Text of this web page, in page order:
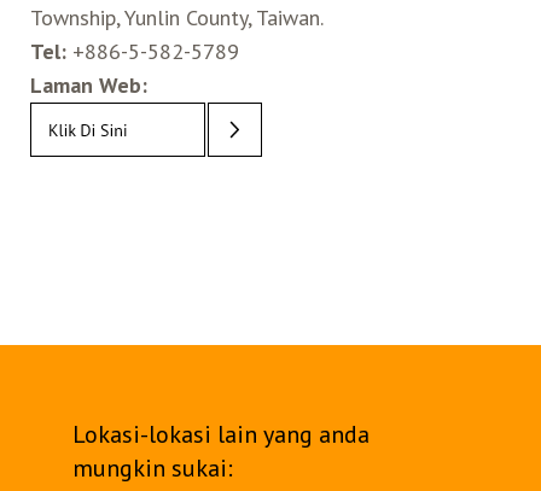
Township, Yunlin County, Taiwan.
Tel:+886-5-582-5789
Laman Web:
Lokasi-lokasi lain yang anda
mungkin sukai: